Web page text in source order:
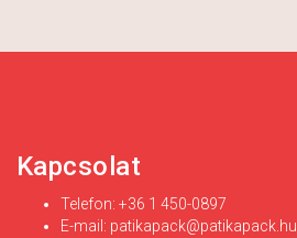
Kapcsolat
Telefon: +36 1 450-0897
E-mail: patikapack@patikapack.hu